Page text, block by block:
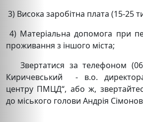
3) Висока заробітна плата (15-25
4) Матеріальна допомога при
проживання з іншого міста;
Звертатися за телефоном
Киричевський - в.о.
центру ПМЦД“, або ж,
до міського голови Андрія